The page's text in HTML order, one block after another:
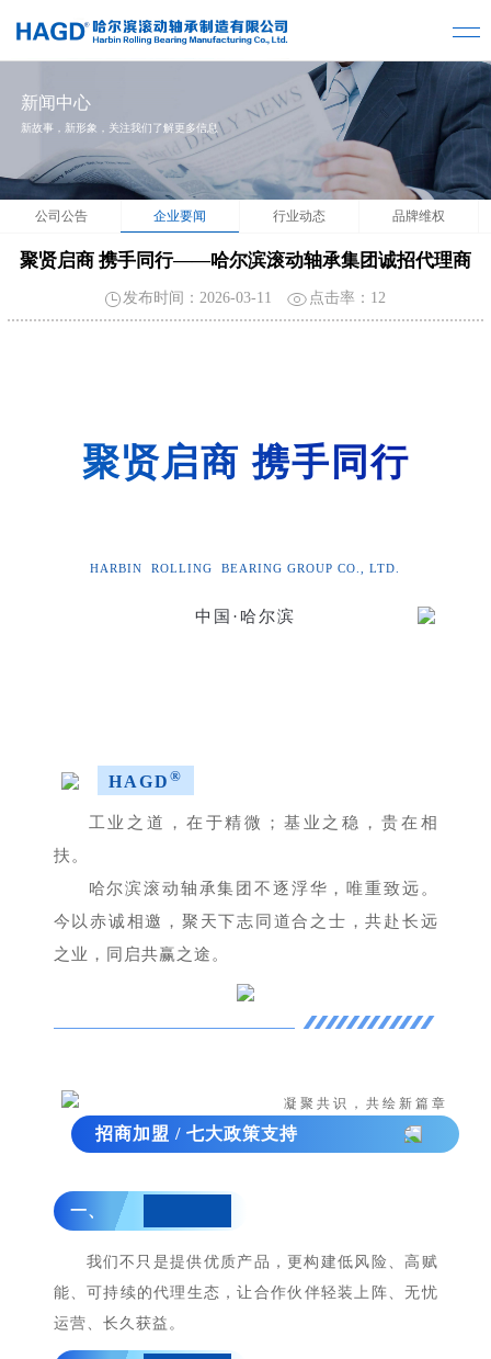
新闻中心
新故事，新形象，关注我们了解更多信息
公司公告 企业要闻 行业动态 品牌维权
聚贤启商 携手同行——哈尔滨滚动轴承集团诚招代理商
发布时间：2026-03-11 点击率： 12
聚贤启商 携手同行
HARBIN ROLLING BEARING GROUP CO., LTD.
中国·哈尔滨
HAGD ®
工业之道，在于精微； 基业之稳，贵在相
扶。
哈尔滨滚动轴承集团不逐浮华，唯重致远。
今以赤诚相邀，聚天下志同道合之士，共赴长远
之业，同启共赢之途。
凝聚共识，共绘新篇章
招商加盟 / 七大政策支持
一、
我们不只是提供优质产品，更构建低风险、高赋
能、可持续的代理生态，让合作伙伴轻装上阵、无忧
运营、长久获益。